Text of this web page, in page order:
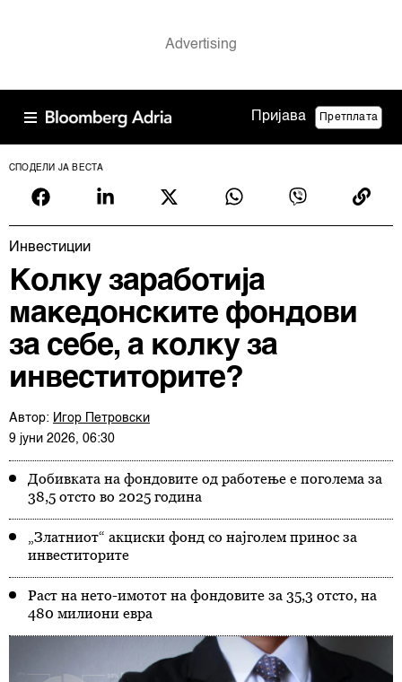
Пријава Претплата
СПОДЕЛИ ЈА ВЕСТА
Инвестиции
Колку заработија
македонските фондови
за себе, а колку за
инвеститорите?
Автор: Игор Петровски
9 јуни 2026, 06:30
Добивката на фондовите од работење е поголема за
38,5 отсто во 2025 година
„Златниот“ акциски фонд со најголем принос за
инвеститорите
Раст на нето-имотот на фондовите за 35,3 отсто, на
480 милиони евра